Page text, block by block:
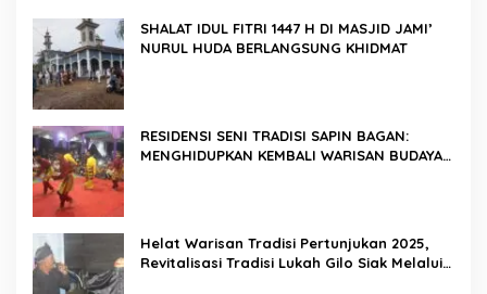
SHALAT IDUL FITRI 1447 H DI MASJID JAMI’
NURUL HUDA BERLANGSUNG KHIDMAT
RESIDENSI SENI TRADISI SAPIN BAGAN:
MENGHIDUPKAN KEMBALI WARISAN BUDAYA
Helat Warisan Tradisi Pertunjukan 2025,
Revitalisasi Tradisi Lukah Gilo Siak Melalui